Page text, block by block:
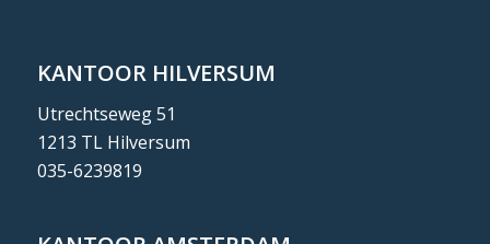
KANTOOR HILVERSUM
Utrechtseweg 51
1213 TL Hilversum
035-6239819